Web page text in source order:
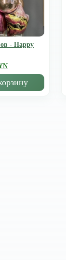
- Happy